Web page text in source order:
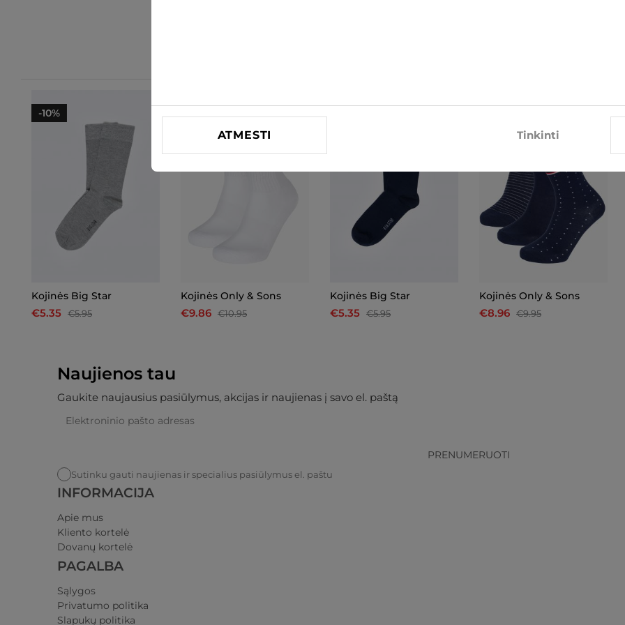
-10%
Kojinės Big Star
€5.35 €5.95
Kojinės Only & Sons
€9.86 €10.95
Kojinės Big Star
€5.35 €5.95
Kojinės Only & Sons
€8.96 €9.95
Naujienos tau
Gaukite naujausius pasiūlymus, akcijas ir naujienas į savo el. paštą
PRENUMERUOTI
Sutinku gauti naujienas ir specialius pasiūlymus el. paštu
INFORMACIJA
Apie mus
Kliento kortelė
Dovanų kortelė
PAGALBA
Sąlygos
Privatumo politika​
Slapukų politika
ATMESTI Tinkinti